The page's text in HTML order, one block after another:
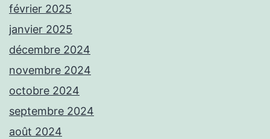
février 2025
janvier 2025
décembre 2024
novembre 2024
octobre 2024
septembre 2024
août 2024